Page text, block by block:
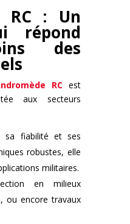
RC : Un
répond
des
RCest
aux secteurs
sa fiabilité et ses
robustes, elle
militaires.
en milieux
ou encore travaux